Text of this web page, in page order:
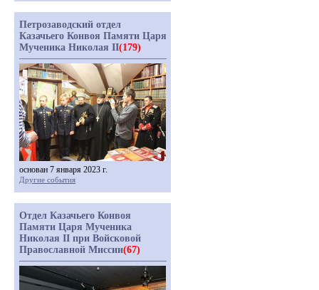
Петрозаводский отдел
Казачьего Конвоя Памяти Царя
Мученика Николая II(179)
основан 7 января 2023 г.
Другие события
Отдел Казачьего Конвоя
Памяти Царя Мученика
Николая II при Войсковой
Православной Миссии(67)